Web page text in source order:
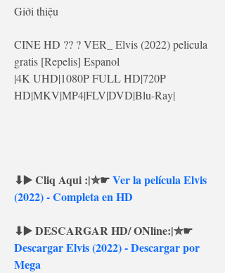
Giới thiệu
CINE HD ?? ? VER_ Elvis (2022) pelicula
gratis [Repelis] Espanol
|4K UHD|1080P FULL HD|720P
HD|MKV|MP4|FLV|DVD|Blu-Ray|
⬇▶️ Cliq Aqui :|✮☛ Ver la película Elvis
(2022) - Completa en HD
Descargar Elvis (2022) - Descargar por
Mega